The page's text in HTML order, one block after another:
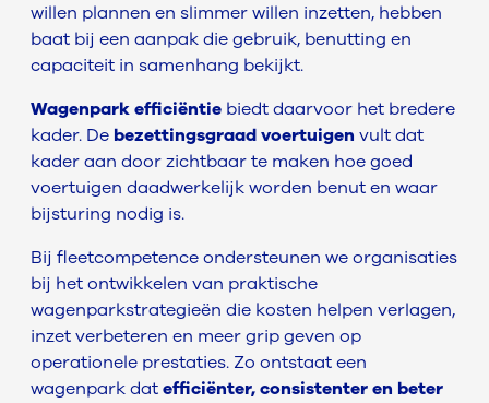
willen plannen en slimmer willen inzetten, hebben
baat bij een aanpak die gebruik, benutting en
capaciteit in samenhang bekijkt.
Wagenpark efficiëntie biedt daarvoor het bredere
kader. De bezettingsgraad voertuigen vult dat
kader aan door zichtbaar te maken hoe goed
voertuigen daadwerkelijk worden benut en waar
bijsturing nodig is.
Bij fleetcompetence ondersteunen we organisaties
bij het ontwikkelen van praktische
wagenparkstrategieën die kosten helpen verlagen,
inzet verbeteren en meer grip geven op
operationele prestaties. Zo ontstaat een
wagenpark datefficiënter, consistenter en beter